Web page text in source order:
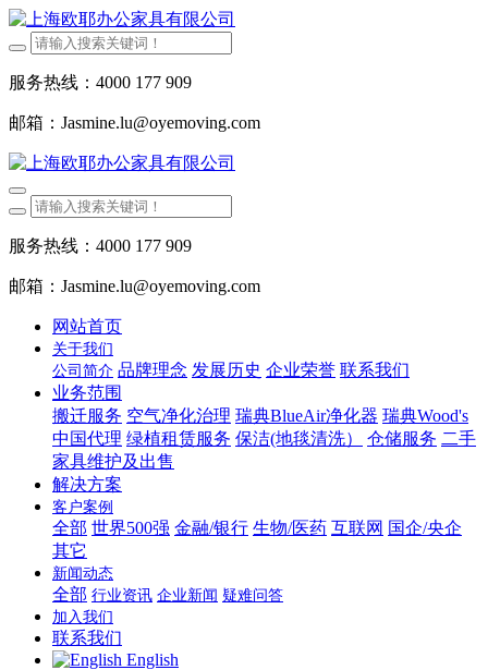
服务热线：4000 177 909
邮箱：Jasmine.lu@oyemoving.com
服务热线：4000 177 909
邮箱：Jasmine.lu@oyemoving.com
网站首页
关于我们
公司简介 品牌理念 发展历史 企业荣誉 联系我们
业务范围
搬迁服务 空气净化治理 瑞典BlueAir净化器 瑞典Wood's
中国代理 绿植租赁服务 保洁(地毯清洗） 仓储服务 二手
家具维护及出售
解决方案
客户案例
全部 世界500强 金融/银行 生物/医药 互联网 国企/央企
其它
新闻动态
全部 行业资讯 企业新闻 疑难问答
加入我们
联系我们
English